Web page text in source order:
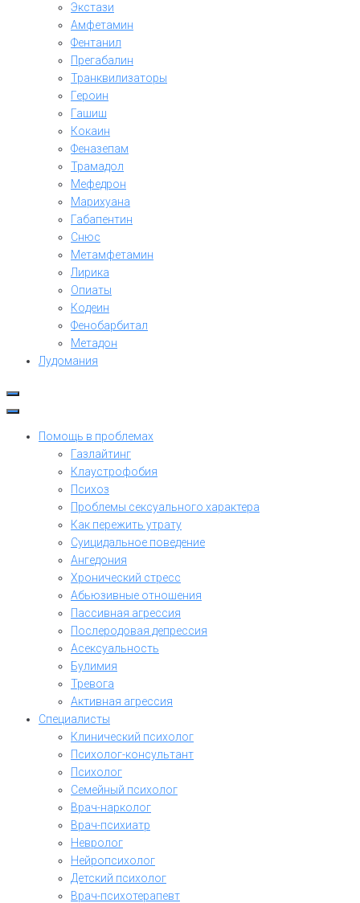
Экстази
Амфетамин
Фентанил
Прегабалин
Транквилизаторы
Героин
Гашиш
Кокаин
Феназепам
Трамадол
Мефедрон
Марихуана
Габапентин
Снюс
Метамфетамин
Лирика
Опиаты
Кодеин
Фенобарбитал
Метадон
Лудомания
Помощь в проблемах
Газлайтинг
Клаустрофобия
Психоз
Проблемы сексуального характера
Как пережить утрату
Суицидальное поведение
Ангедония
Хронический стресс
Абьюзивные отношения
Пассивная агрессия
Послеродовая депрессия
Асексуальность
Булимия
Тревога
Активная агрессия
Специалисты
Клинический психолог
Психолог-консультант
Психолог
Семейный психолог
Врач-нарколог
Врач-психиатр
Невролог
Нейропсихолог
Детский психолог
Врач-психотерапевт